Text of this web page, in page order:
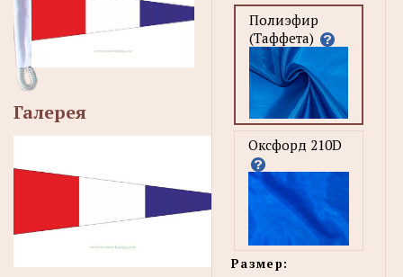
Галерея
Полиэфир
(Таффета)
Оксфорд 210D
Размер: